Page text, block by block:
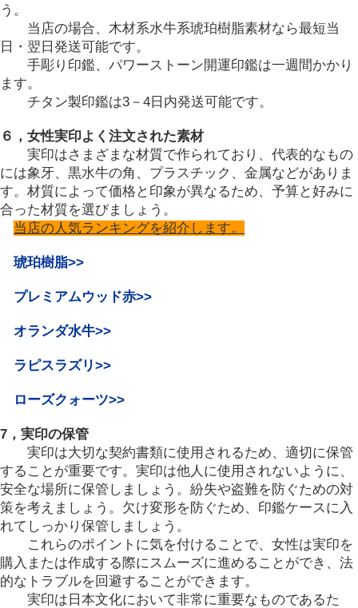
う。
当店の場合、木材系水牛系琥珀樹脂素材なら最短当
日・翌日発送可能です。
手彫り印鑑、パワーストーン開運印鑑は一週間かかり
ます。
チタン製印鑑は3 － 4 日内発送可能です。
６，女性実印よく注文された素材
実印はさまざまな材質で作られており、代表的なもの
には象牙、黒水牛の角、プラスチック、金属などがありま
す。材質によって価格と印象が異なるため、予算と好みに
合った材質を選びましょう。
当店の人気ランキングを紹介します。
琥珀樹脂>>
プレミアムウッド赤>>
オランダ水牛>>
ラピスラズリ>>
ローズクォーツ>>
7，実印の保管
実印は大切な契約書類に使用されるため、適切に保管
することが重要です。実印は他人に使用されないように、
安全な場所に保管しましょう。紛失や盗難を防ぐための対
策を考えましょう。欠け変形を防ぐため、印鑑ケースに入
れてしっかり保管しましょう。
これらのポイントに気を付けることで、女性は実印を
購入または作成する際にスムーズに進めることができ、法
的なトラブルを回避することができます。
実印は日本文化において非常に重要なものであるた